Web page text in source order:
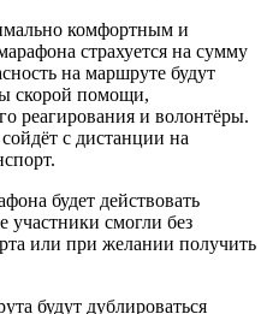
комфортным и
страхуется на сумму
на маршруте будут
скорой помощи,
реагирования и волонтёры.
с дистанции на
будет действовать
участники смогли без
или при желании получить
будут дублироваться